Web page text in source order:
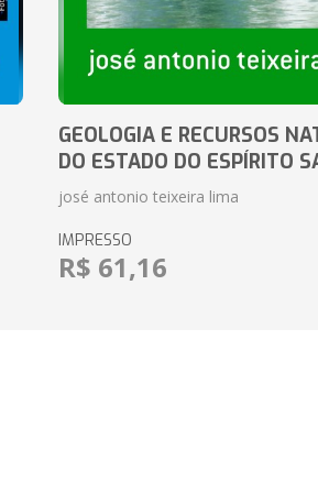
GEOLOGIA E RECURSOS
DO ESTADO DO ESPÍRITO
josé antonio teixeira lima
IMPRESSO
R$ 61,16